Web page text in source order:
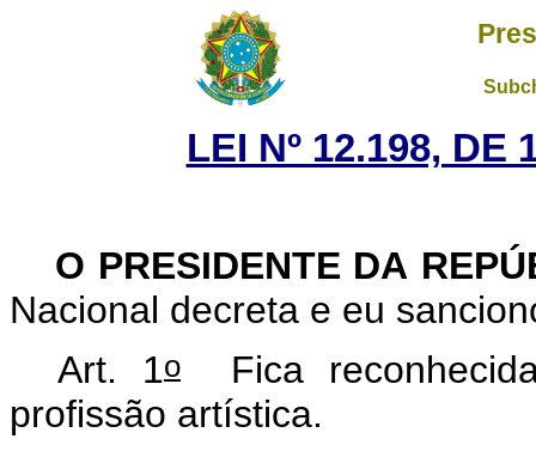
LEI Nº 12.198, DE
O PRESIDENTE DA
Nacional decreta e eu
Art. 1o Fica
profissão artística.